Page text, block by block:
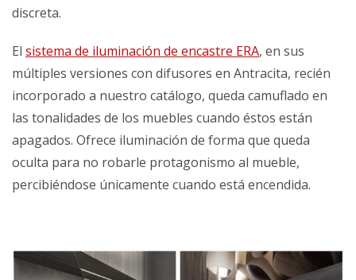
discreta.
El sistema de iluminación de encastre ERA, en sus
múltiples versiones con difusores en Antracita, recién
incorporado a nuestro catálogo, queda camuflado en
las tonalidades de los muebles cuando éstos están
apagados. Ofrece iluminación de forma que queda
oculta para no robarle protagonismo al mueble,
percibiéndose únicamente cuando está encendida.